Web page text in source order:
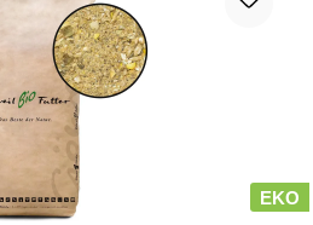
EKO